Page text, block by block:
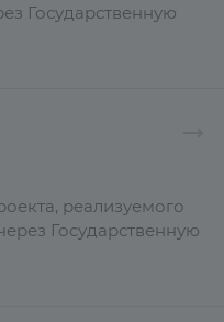
Государственную
реализуемого
Государственную